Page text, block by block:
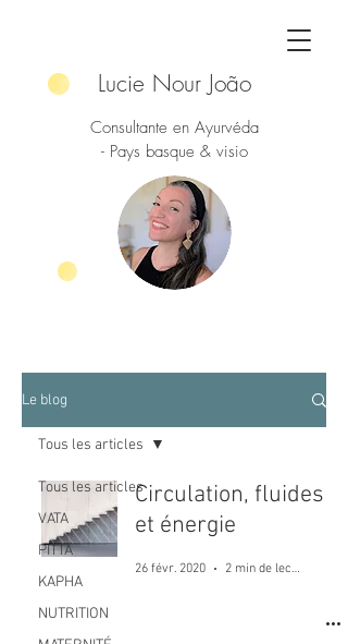
Lucie Nour João
Consultante en Ayurvéda
- Pays basque & visio
Le blog
Tous les articles
VATA
PITTA
KAPHA
NUTRITION
Tous les articles
Circulation, fluides
et énergie
26 févr. 2020 2 min de lecture